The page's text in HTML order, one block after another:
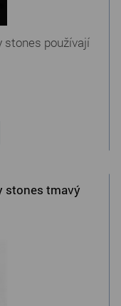
stones používají
stones tmavý